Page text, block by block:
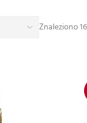
Znaleziono